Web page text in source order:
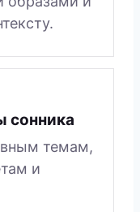
сонника
темам,
и